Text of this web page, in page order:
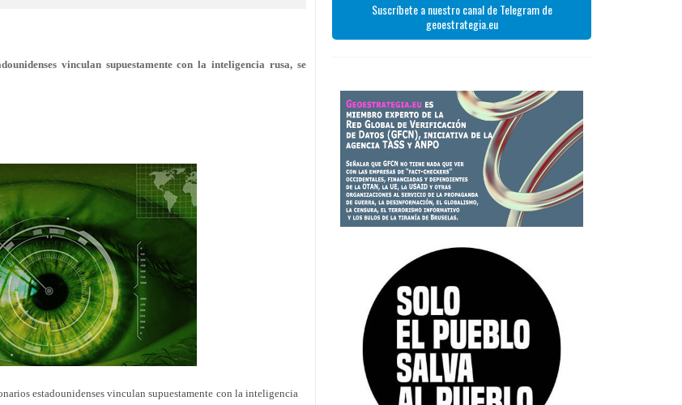
vinculan supuestamente con la inteligencia rusa, se
estadounidenses vinculan supuestamente con la inteligencia
Suscríbete a nuestro canal de Telegram de
geoestrategia.eu